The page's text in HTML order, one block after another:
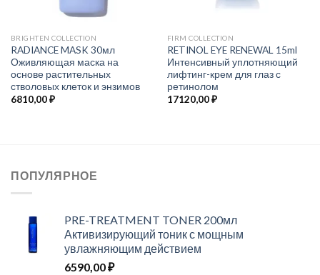
BRIGHTEN COLLECTION
RADIANCE MASK 30мл
Оживляющая маска на
основе растительных
стволовых клеток и энзимов
6810,00₽
FIRM COLLECTION
RETINOL EYE RENEWAL 15ml
Интенсивный уплотняющий
лифтинг-крем для глаз с
ретинолом
17120,00₽
ПОПУЛЯРНОЕ
PRE-TREATMENT TONER 200мл
Активизирующий тоник с мощным
увлажняющим действием
6590,00₽